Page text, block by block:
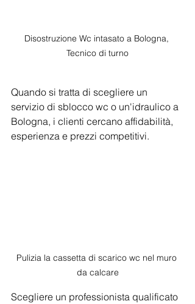
Disostruzione Wc intasato a Bologna,
Tecnico di turno
Quando si tratta di scegliere un
servizio di sblocco wc o un'idraulico a
Bologna, i clienti cercano affidabilità,
esperienza e prezzi competitivi.
Pulizia la cassetta di scarico wc nel muro
da calcare
Scegliere un professionista qualificato